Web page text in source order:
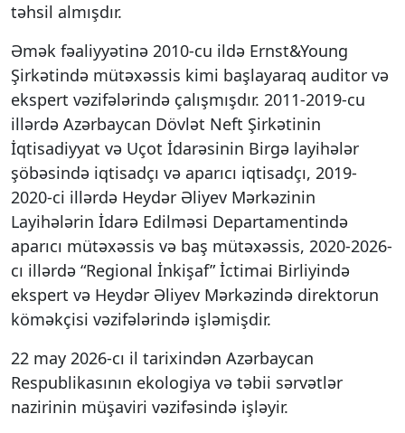
təhsil almışdır.
Əmək fəaliyyətinə 2010-cu ildə Ernst&Young
Şirkətində mütəxəssis kimi başlayaraq auditor və
ekspert vəzifələrində çalışmışdır. 2011-2019-cu
illərdə Azərbaycan Dövlət Neft Şirkətinin
İqtisadiyyat və Uçot İdarəsinin Birgə layihələr
şöbəsində iqtisadçı və aparıcı iqtisadçı, 2019-
2020-ci illərdə Heydər Əliyev Mərkəzinin
Layihələrin İdarə Edilməsi Departamentində
aparıcı mütəxəssis və baş mütəxəssis, 2020-2026-
cı illərdə “Regional İnkişaf” İctimai Birliyində
ekspert və Heydər Əliyev Mərkəzində direktorun
köməkçisi vəzifələrində işləmişdir.
22 may 2026-cı il tarixindən Azərbaycan
Respublikasının ekologiya və təbii sərvətlər
nazirinin müşaviri vəzifəsində işləyir.